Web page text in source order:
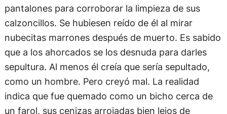
pantalones para corroborar la limpieza de sus
calzoncillos. Se hubiesen reído de él al mirar
nubecitas marrones después de muerto. Es sabido
que a los ahorcados se los desnuda para darles
sepultura. Al menos él creía que sería sepultado,
como un hombre. Pero creyó mal. La realidad
indica que fue quemado como un bicho cerca de
un farol, sus cenizas arrojadas bien lejos de